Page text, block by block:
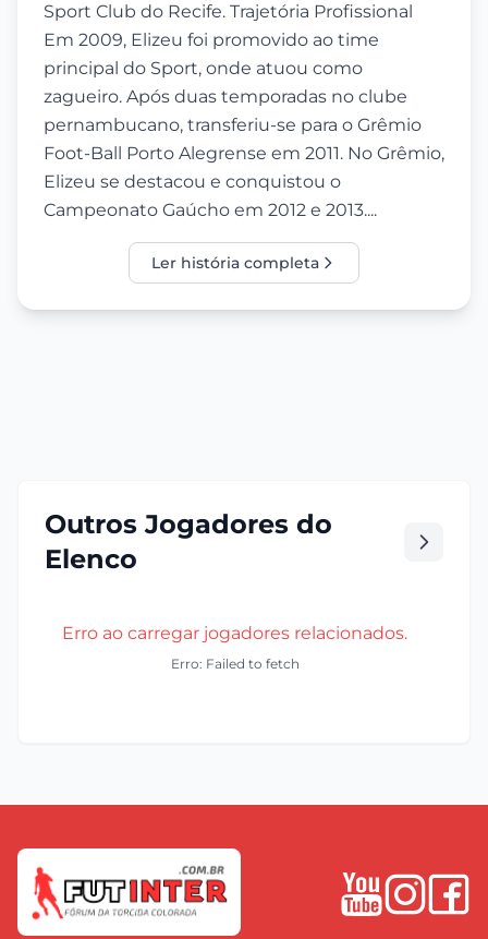
Sport Club do Recife. Trajetória Profissional
Em 2009, Elizeu foi promovido ao time
principal do Sport, onde atuou como
zagueiro. Após duas temporadas no clube
pernambucano, transferiu-se para o Grêmio
Foot-Ball Porto Alegrense em 2011. No Grêmio,
Elizeu se destacou e conquistou o
Campeonato Gaúcho em 2012 e 2013....
Ler história completa
Outros Jogadores do
Elenco
Erro ao carregar jogadores relacionados.
Erro: Failed to fetch